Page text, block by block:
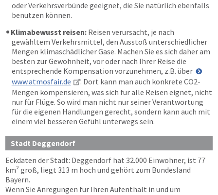
oder Verkehrsverbünde geeignet, die Sie natürlich ebenfalls
benutzen können.
Klimabewusst reisen: Reisen verursacht, je nach
gewähltem Verkehrsmittel, den Ausstoß unterschiedlicher
Mengen klimaschädlicher Gase. Machen Sie es sich daher am
besten zur Gewohnheit, vor oder nach Ihrer Reise die
entsprechende Kompensation vorzunehmen, z.B. über
www.atmosfair.de
. Dort kann man auch konkrete CO2-
Mengen kompensieren, was sich für alle Reisen eignet, nicht
nur für Flüge. So wird man nicht nur seiner Verantwortung
für die eigenen Handlungen gerecht, sondern kann auch mit
einem viel besseren Gefühl unterwegs sein.
Stadt Deggendorf
Eckdaten der Stadt: Deggendorf hat 32.000 Einwohner, ist 77
km² groß, liegt 313 m hoch und gehört zum Bundesland
Bayern.
Wenn Sie Anregungen für Ihren Aufenthalt in und um